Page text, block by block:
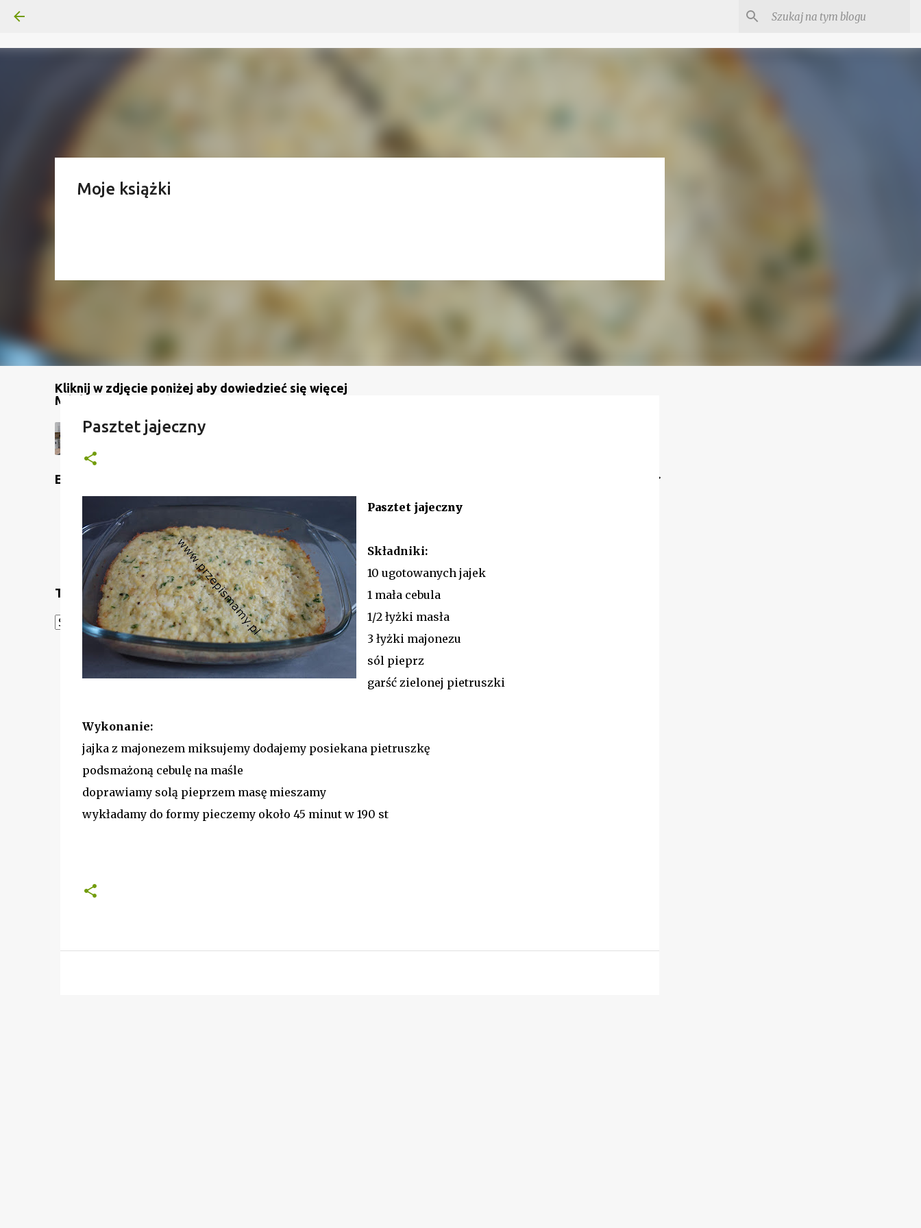
Kliknij w zdjęcie poniżej aby dowiedzieć się więcej
Moje książki
Mój kanał na YouTube
Etykiety
Translate
Powered by Translate
Pasztet jajeczny
Pasztet jajeczny
Składniki:
10 ugotowanych jajek
1 mała cebula
1/2 łyżki masła
3 łyżki majonezu
sól pieprz
garść zielonej pietruszki
Wykonanie:
jajka z majonezem miksujemy dodajemy posiekana pietruszkę
podsmażoną cebulę na maśle
doprawiamy solą pieprzem masę mieszamy
wykładamy do formy pieczemy około 45 minut w 190 st